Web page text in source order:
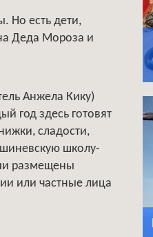
Но есть дети,
Деда Мороза и
Анжела Кику)
год здесь готовят
сладости,
школу-
размещены
или частные лица